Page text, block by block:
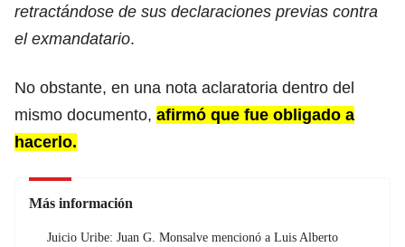
retractándose de sus declaraciones previas contra
el exmandatario.
No obstante, en una nota aclaratoria dentro del
mismo documento, afirmó que fue obligado a
hacerlo.
Más información
Juicio Uribe: Juan G. Monsalve mencionó a Luis Alberto